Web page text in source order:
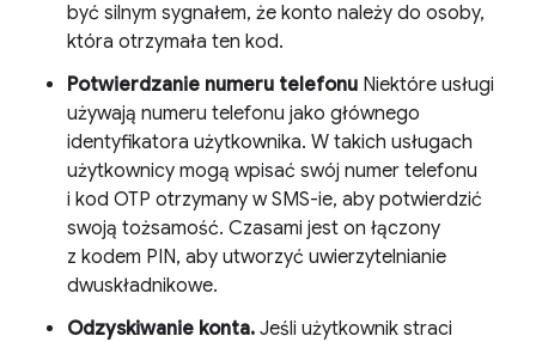
być silnym sygnałem, że konto należy do osoby,
która otrzymała ten kod.
Potwierdzanie numeru telefonu Niektóre usługi
używają numeru telefonu jako głównego
identyfikatora użytkownika. W takich usługach
użytkownicy mogą wpisać swój numer telefonu
i kod OTP otrzymany w SMS-ie, aby potwierdzić
swoją tożsamość. Czasami jest on łączony
z kodem PIN, aby utworzyć uwierzytelnianie
dwuskładnikowe.
Odzyskiwanie konta. Jeśli użytkownik straci